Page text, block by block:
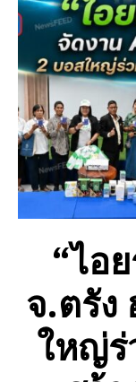
“ไอ
จ.ตรัง
ใหญ่ร่